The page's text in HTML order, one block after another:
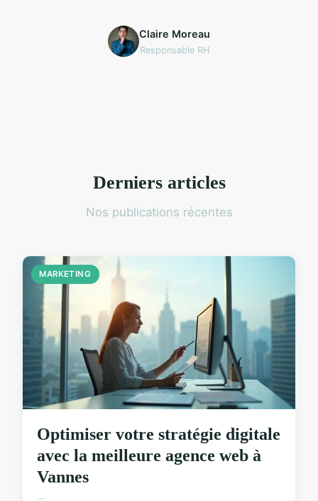
Claire Moreau
Responsable RH
Derniers articles
Nos publications récentes
MARKETING
Optimiser votre stratégie digitale
avec la meilleure agence web à
Vannes
...